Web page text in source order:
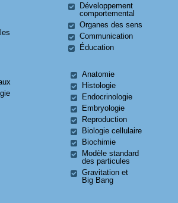
Développement
comportemental
Organes des sens
Communication
Éducation
Anatomie
Histologie
Endocrinologie
Embryologie
Reproduction
Biologie cellulaire
Biochimie
Modèle standard
des particules
Gravitation et
Big Bang